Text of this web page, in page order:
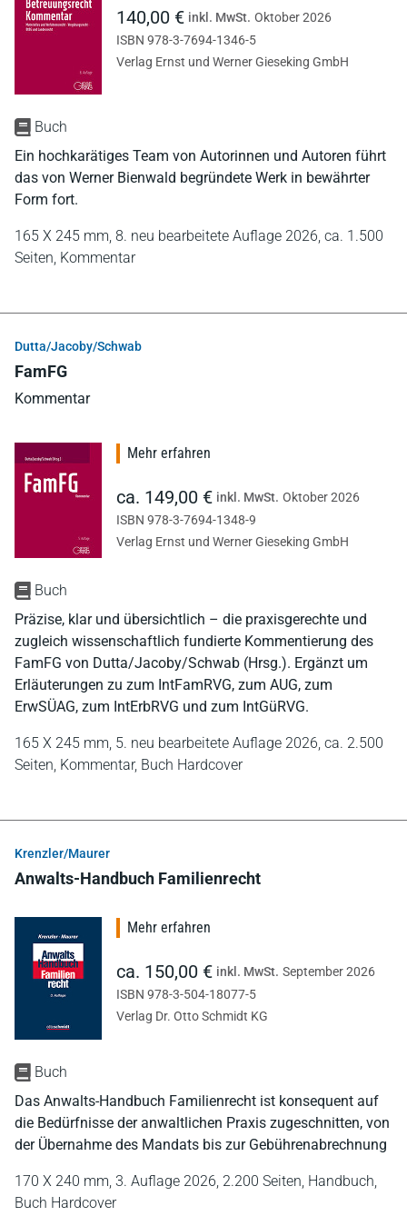
Buch
Ein hochkarätiges Team von Autorinnen und Autoren führt
das von Werner Bienwald begründete Werk in bewährter
Form fort.
165 X 245 mm, 8. neu bearbeitete Auflage 2026, ca. 1.500
Seiten, Kommentar
140,00 € inkl. MwSt. Oktober 2026
ISBN 978-3-7694-1346-5
Verlag Ernst und Werner Gieseking GmbH
Dutta/Jacoby/Schwab
FamFG
Kommentar
Buch
Präzise, klar und übersichtlich – die praxisgerechte und
zugleich wissenschaftlich fundierte Kommentierung des
FamFG von Dutta/Jacoby/Schwab (Hrsg.). Ergänzt um
Erläuterungen zu zum IntFamRVG, zum AUG, zum
ErwSÜAG, zum IntErbRVG und zum IntGüRVG.
165 X 245 mm, 5. neu bearbeitete Auflage 2026, ca. 2.500
Seiten, Kommentar, Buch Hardcover
Mehr erfahren
ca. 149,00 € inkl. MwSt. Oktober 2026
ISBN 978-3-7694-1348-9
Verlag Ernst und Werner Gieseking GmbH
Krenzler/Maurer
Anwalts-Handbuch Familienrecht
Buch
Das Anwalts-Handbuch Familienrecht ist konsequent auf
die Bedürfnisse der anwaltlichen Praxis zugeschnitten, von
der Übernahme des Mandats bis zur Gebührenabrechnung
170 X 240 mm, 3. Auflage 2026, 2.200 Seiten, Handbuch,
Buch Hardcover
Mehr erfahren
ca. 150,00 € inkl. MwSt. September 2026
ISBN 978-3-504-18077-5
Verlag Dr. Otto Schmidt KG